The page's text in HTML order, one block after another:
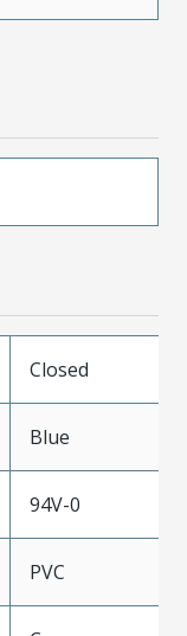
Closed
Blue
94V-0
PVC